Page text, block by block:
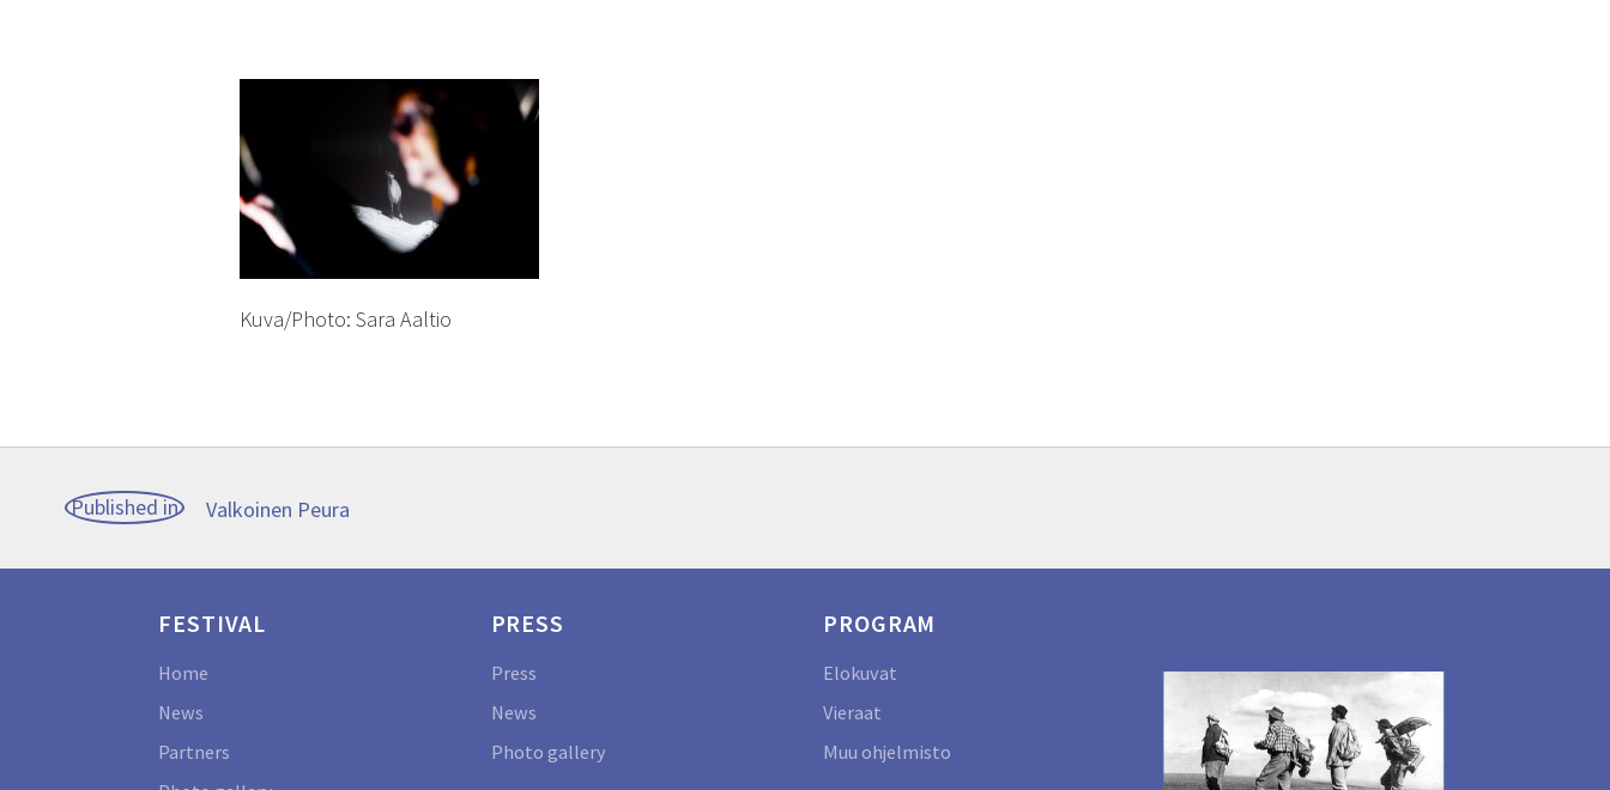
Kuva/Photo: Sara Aaltio
Post
navigation
Published in Valkoinen Peura
FESTIVAL
Home
News
Partners
PRESS
Press
News
Photo gallery
PROGRAM
Elokuvat
Vieraat
Muu ohjelmisto